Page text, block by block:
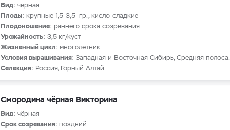
Вид: черная
Плоды: крупные 1,5-3,5 гр., кисло-сладкие
Плодоношение: раннего срока созревания
Урожайность: 3,5 кг/куст
Жизненный цикл: многолетник
Условия выращивания: Западная и Восточная Сибирь, Средняя полоса.
Селекция: Россия, Горный Алтай
Смородина чёрная Викторина
Вид: чёрная
Срок созревания: поздний